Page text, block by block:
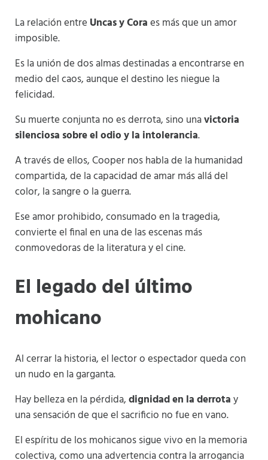
La relación entre Uncas y Coraes más que un amor
imposible.
Es la unión de dos almas destinadas a encontrarse en
medio del caos, aunque el destino les niegue la
felicidad.
Su muerte conjunta no es derrota, sino unavictoria
silenciosa sobre el odio y la intolerancia.
A través de ellos, Cooper nos habla de la humanidad
compartida, de la capacidad de amar más allá del
color, la sangre o la guerra.
Ese amor prohibido, consumado en la tragedia,
convierte el final en una de las escenas más
conmovedoras de la literatura y el cine.
El legado del último
mohicano
Al cerrar la historia, el lector o espectador queda con
un nudo en la garganta.
Hay belleza en la pérdida,dignidad en la derrotay
una sensación de que el sacrificio no fue en vano.
El espíritu de los mohicanos sigue vivo en la memoria
colectiva, como una advertencia contra la arrogancia